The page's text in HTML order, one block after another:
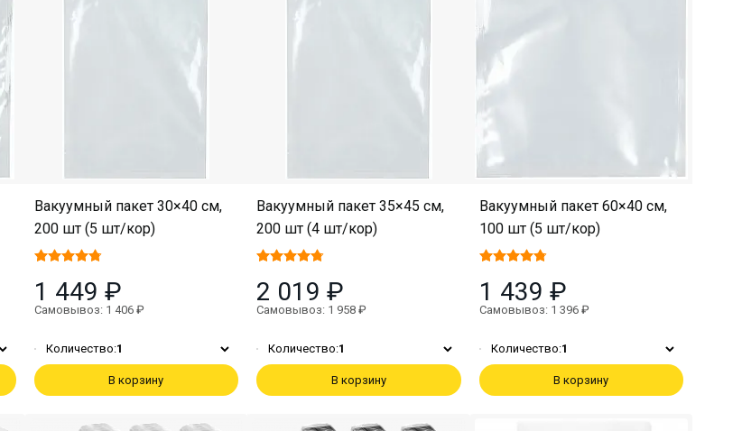
Вакуумный пакет 30×40 см,
200 шт (5 шт/кор)
1 449 ₽
Самовывоз: 1 406 ₽
Количество:1
В корзину
Вакуумный пакет 35×45 см,
200 шт (4 шт/кор)
2 019 ₽
Самовывоз: 1 958 ₽
Количество:1
В корзину
Вакуумный пакет 60×40 см,
100 шт (5 шт/кор)
1 439 ₽
Самовывоз: 1 396 ₽
Количество:1
В корзину